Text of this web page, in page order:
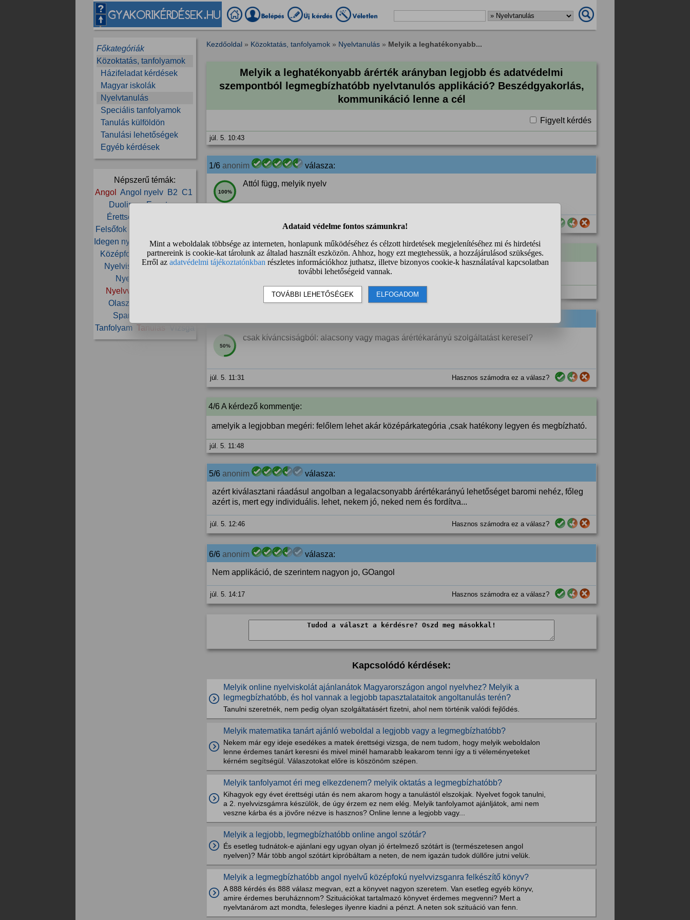
Főkategóriák
Közoktatás, tanfolyamok
Házifeladat kérdések
Magyar iskolák
Nyelvtanulás
Speciális tanfolyamok
Tanulás külföldön
Tanulási lehetőségek
Egyéb kérdések
Népszerű témák:
Angol
Angol nyelv B2 C1
Duolingo Egyetem
Érettségi
Felsőfok
Idegen nyelv
Iskola
Könyv
Középfok
Német Nyelv
Nyelviskola Nyelvtan
Nyelvtanfolyam
Nyelvvizsga
Olasz
Spanyol
Tanfolyam Tanulás
Kezdőoldal » Közoktatás, tanfolyamok » Nyelvtanulás » Melyik a leghatékonyabb...
Melyik a leghatékonyabb árérték arányban legjobb és adatvédelmi
szempontból legmegbízhatóbb nyelvtanulós applikáció? Beszédgyakorlás,
kommunikáció lenne a cél
Figyelt kérdés
júl. 5. 10:43
1/6 anonim válasza:
100%
Attól függ, melyik nyelv
2/6 A kérdező kommentje:
50%
csak kíváncsiságból: alacsony vagy magas árértékarányú szolgáltatást keresel?
júl. 5. 11:31 Hasznos számodra ez a válasz?
4/6 A kérdező kommentje:
amelyik a legjobban megéri: felőlem lehet akár középárkategória ,csak hatékony legyen és megbízható.
júl. 5. 11:48
5/6 anonim válasza:
azért kiválasztani ráadásul angolban a legalacsonyabb árértékarányú lehetőséget baromi nehéz, főleg
azért is, mert egy individuális. lehet, nekem jó, neked nem és fordítva...
júl. 5. 12:46 Hasznos számodra ez a válasz?
6/6 anonim válasza:
Nem applikáció, de szerintem nagyon jo, GOangol
júl. 5. 14:17 Hasznos számodra ez a válasz?
Kapcsolódó kérdések:
Melyik online nyelviskolát ajánlanátok Magyarországon angol nyelvhez? Melyik a
legmegbízhatóbb, és hol vannak a legjobb tapasztalataitok angoltanulás terén?
Tanulni szeretnék, nem pedig olyan szolgáltatásért fizetni, ahol nem történik valódi fejlődés.
Melyik matematika tanárt ajánló weboldal a legjobb vagy a legmegbízhatóbb?
Nekem már egy ideje esedékes a matek érettségi vizsga, de nem tudom, hogy melyik weboldalon
lenne érdemes tanárt keresni és mivel minél hamarabb leakarom tenni így a ti véleményeteket
kérném segítségül. Válaszotokat előre is köszönöm szépen.
Melyik tanfolyamot éri meg elkezdenem? melyik oktatás a legmegbízhatóbb?
Kihagyok egy évet érettségi után és nem akarom hogy a tanulástól elszokjak. Nyelvet fogok tanulni,
a 2. nyelvvizsgámra készülök, de úgy érzem ez nem elég. Melyik tanfolyamot ajánljátok, ami nem
veszne kárba és a jövőre nézve is hasznos? Online lenne a legjobb vagy...
Melyik a legjobb, legmegbízhatóbb online angol szótár?
És esetleg tudnátok-e ajánlani egy ugyan olyan jó értelmező szótárt is (természetesen angol
nyelven)? Már több angol szótárt kipróbáltam a neten, de nem igazán tudok düllőre jutni velük.
Melyik a legmegbízhatóbb angol nyelvű középfokú nyelvvizsganra felkészítő könyv?
A 888 kérdés és 888 válasz megvan, ezt a könyvet nagyon szeretem. Van esetleg egyéb könyv,
amire érdemes beruháznnom? Szituációkat tartalmazó könyvet érdemes megvenni? Mert a
nyelvtanárom azt mondta, felesleges ilyenre kiadni a pénzt. A neten sok szituáció van fenn.